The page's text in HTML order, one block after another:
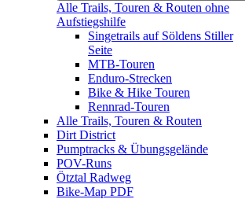
Alle Trails, Touren & Routen ohne
Aufstiegshilfe
Singetrails auf Söldens Stiller
Seite
MTB-Touren
Enduro-Strecken
Bike & Hike Touren
Rennrad-Touren
Alle Trails, Touren & Routen
Dirt District
Pumptracks & Übungsgelände
POV-Runs
Ötztal Radweg
Bike-Map PDF